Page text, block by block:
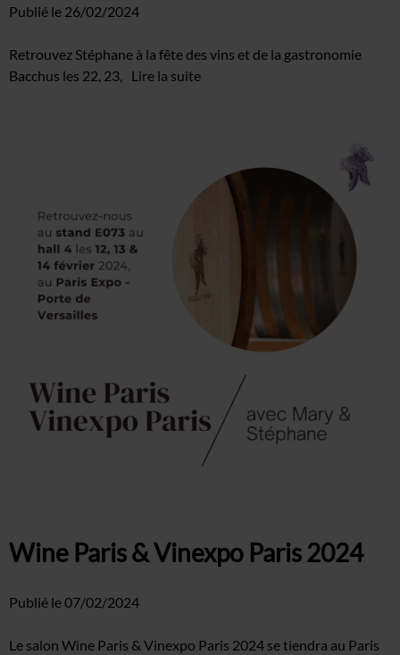
Publié le 26/02/2024
Retrouvez Stéphane à la fête des vins et de la gastronomie
Bacchus les 22, 23,
Lire la suite
Wine Paris & Vinexpo Paris 2024
Publié le07/02/2024
Le salon Wine Paris & Vinexpo Paris 2024 se tiendra au Paris